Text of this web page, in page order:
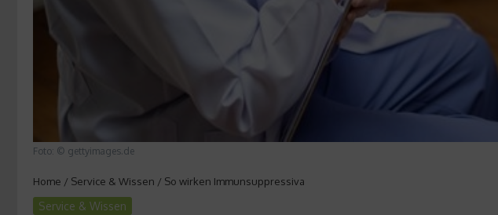
Foto: © gettyimages.de
Home / Service & Wissen / So wirken Immunsuppressiva
Service & Wissen